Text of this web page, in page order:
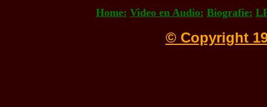
Home: Video en Audio: Biografie:
© Copyright